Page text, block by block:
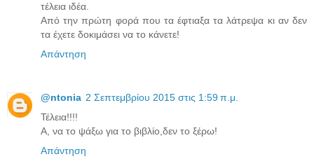
τέλεια ιδέα.
Από την πρώτη φορά που τα έφτιαξα τα λάτρεψα κι αν δεν
τα έχετε δοκιμάσει να το κάνετε!
Απάντηση
@ntonia 2 Σεπτεμβρίου 2015 στις 1:59 π.μ.
Τέλεια!!!!
Α, να το ψάξω για το βιβλίο,δεν το ξέρω!
Απάντηση